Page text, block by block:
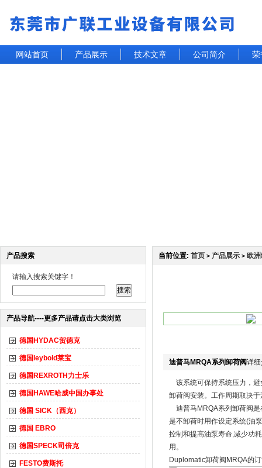
网站首页 产品展示 技术文章 公司简介 荣
产品搜索
请输入搜索关键字！
产品导航----更多产品请点击大类浏览
德国HYDAC贺德克
德国leybold莱宝
德国REXROTH力士乐
德国HAWE哈威中国办事处
德国 SICK（西克）
德国 EBRO
德国SPECK司倍克
FESTO费斯托
当前位置: 首页 > 产品展示 > 欧
迪普马MRQA系列卸荷阀详
该系统可保持系统压力，避
卸荷阀安装。工作周期取决
迪普马MRQA系列卸荷阀是
是不卸荷时用作设定系统(油
控制和提高油泵寿命,减少功
用。
Duplomatic卸荷阀MRQA的